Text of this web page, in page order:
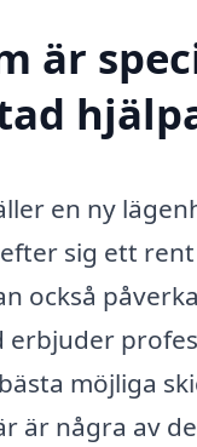
är
en ny
sig ett
också
möjliga
är några av